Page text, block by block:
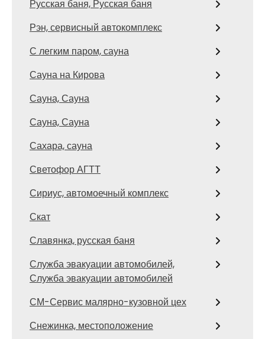
Русская баня, Русская баня
Рэн, сервисный автокомплекс
С легким паром, сауна
Сауна на Кирова
Сауна, Сауна
Сауна, Сауна
Сахара, сауна
Светофор АГТТ
Сириус, автомоечный комплекс
Скат
Славянка, русская баня
Служба эвакуации автомобилей,
Служба эвакуации автомобилей
СМ-Сервис малярно-кузовной цех
Снежинка, местоположение